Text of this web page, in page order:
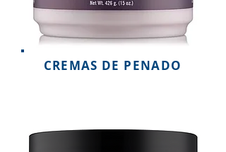
CREMAS DE PENADO